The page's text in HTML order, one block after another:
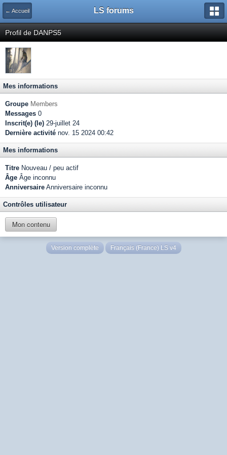
← Accueil LS forums
Profil de DANPS5
Mes informations
Groupe Members
Messages 0
Inscrit(e) (le) 29-juillet 24
Dernière activité nov. 15 2024 00:42
Mes informations
Titre Nouveau / peu actif
Âge Âge inconnu
Anniversaire Anniversaire inconnu
Contrôles utilisateur
Mon contenu
Version complète Français (France) LS v4